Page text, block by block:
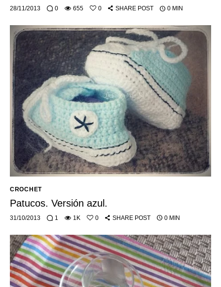
28/11/2013 0 655 0 SHARE POST 0 MIN
CROCHET
Patucos. Versión azul.
31/10/2013 1 1K 0 SHARE POST 0 MIN